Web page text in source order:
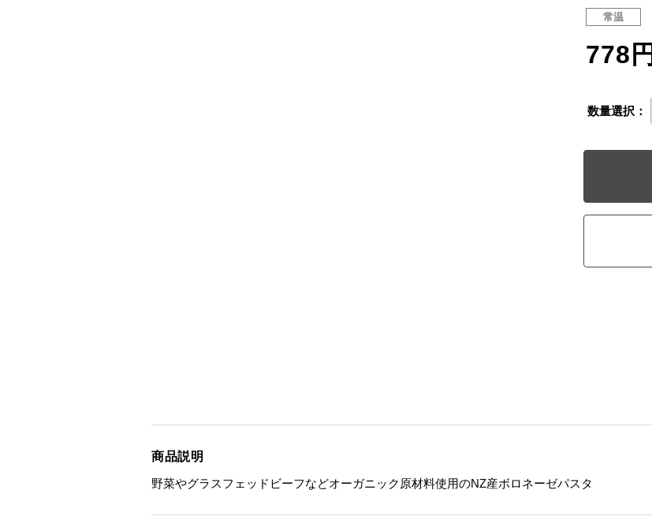
常温
778円
数量選択：
商品説明
野菜やグラスフェッドビーフなどオーガニック原材料使用のNZ産ボロネーゼパスタ